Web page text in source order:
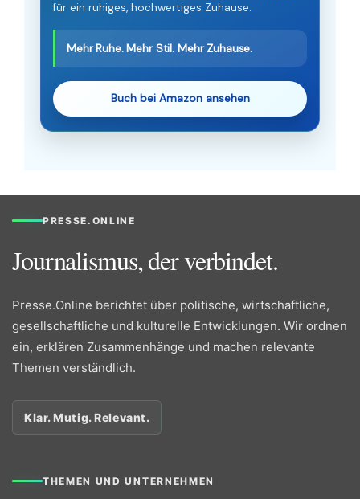
für ein ruhiges, hochwertiges Zuhause.
Mehr Ruhe. Mehr Stil. Mehr Zuhause.
Buch bei Amazon ansehen
PRESSE.ONLINE
Journalismus, der verbindet.
Presse.Online berichtet über politische, wirtschaftliche,
gesellschaftliche und kulturelle Entwicklungen. Wir ordnen
ein, erklären Zusammenhänge und machen relevante
Themen verständlich.
Klar. Mutig. Relevant.
THEMEN UND UNTERNEHMEN